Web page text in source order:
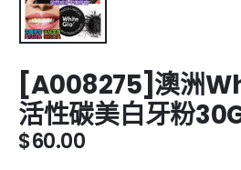
[A008275]澳洲
活性碳美白牙粉
$60.00